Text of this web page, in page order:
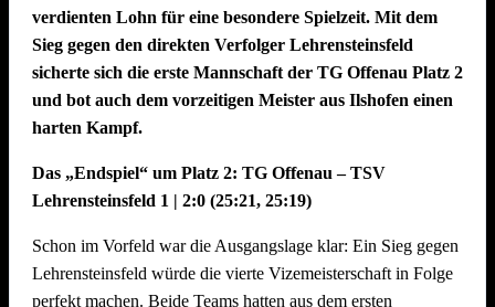
verdienten Lohn für eine besondere Spielzeit. Mit dem
Sieg gegen den direkten Verfolger Lehrensteinsfeld
sicherte sich die erste Mannschaft der TG Offenau Platz 2
und bot auch dem vorzeitigen Meister aus Ilshofen einen
harten Kampf.
Das „Endspiel“ um Platz 2: TG Offenau – TSV
Lehrensteinsfeld 1 | 2:0 (25:21, 25:19)
Schon im Vorfeld war die Ausgangslage klar: Ein Sieg gegen
Lehrensteinsfeld würde die vierte Vizemeisterschaft in Folge
perfekt machen. Beide Teams hatten aus dem ersten